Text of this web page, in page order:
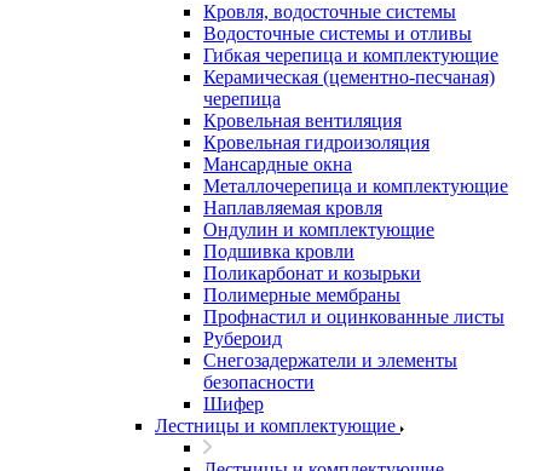
Кровля, водосточные системы
Водосточные системы и отливы
Гибкая черепица и комплектующие
Керамическая (цементно-песчаная)
черепица
Кровельная вентиляция
Кровельная гидроизоляция
Мансардные окна
Металлочерепица и комплектующие
Наплавляемая кровля
Ондулин и комплектующие
Подшивка кровли
Поликарбонат и козырьки
Полимерные мембраны
Профнастил и оцинкованные листы
Рубероид
Снегозадержатели и элементы
безопасности
Шифер
Лестницы и комплектующие